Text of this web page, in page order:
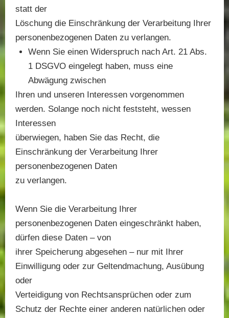
statt der
Löschung die Einschränkung der Verarbeitung Ihrer
personenbezogenen Daten zu verlangen.
Wenn Sie einen Widerspruch nach Art. 21 Abs.
1 DSGVO eingelegt haben, muss eine
Abwägung zwischen
Ihren und unseren Interessen vorgenommen
werden. Solange noch nicht feststeht, wessen
Interessen
überwiegen, haben Sie das Recht, die
Einschränkung der Verarbeitung Ihrer
personenbezogenen Daten
zu verlangen.
Wenn Sie die Verarbeitung Ihrer
personenbezogenen Daten eingeschränkt haben,
dürfen diese Daten – von
ihrer Speicherung abgesehen – nur mit Ihrer
Einwilligung oder zur Geltendmachung, Ausübung
oder
Verteidigung von Rechtsansprüchen oder zum
Schutz der Rechte einer anderen natürlichen oder